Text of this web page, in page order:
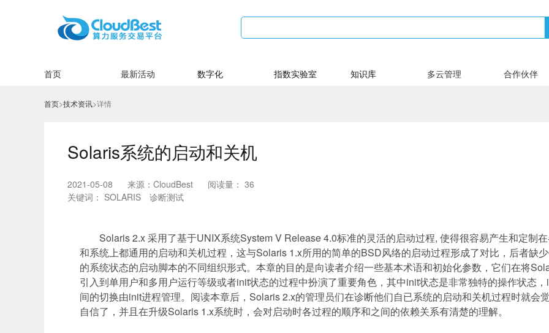
首页 最新活动 数字化 指数实验室 知识库 多云管理 合作伙伴
首页>技术资讯>详情
Solaris系统的启动和关机
2021-05-08 来源：CloudBest 阅读量： 36
关键词： SOLARIS 诊断测试
Solaris 2.x采用了基于UNIX系统System V Release 4.0标准的灵活的启动过程, 使得很容易产生和定制
和系统上都通用的启动和关机过程，这与Solaris 1.x所用的简单的BSD风络的启动过程形成了对比，后者缺
的系统状态的启动脚本的不同组织形式。本章的目的是向读者介绍一些基本术语和初始化参数，它们在将
引入到单用户和多用户运行等级或者init状态的过程中扮演了重要角色，其中init状态是非常独特的操作状态，
间的切换由init进程管理。阅读本章后， Solaris 2.x的管理员们在诊断他们自已系统的启动和关机过程时就会
自信了，并且在升级Solaris 1.x系统时，会对启动时各过程的顺序和之间的依赖关系有清楚的理解。